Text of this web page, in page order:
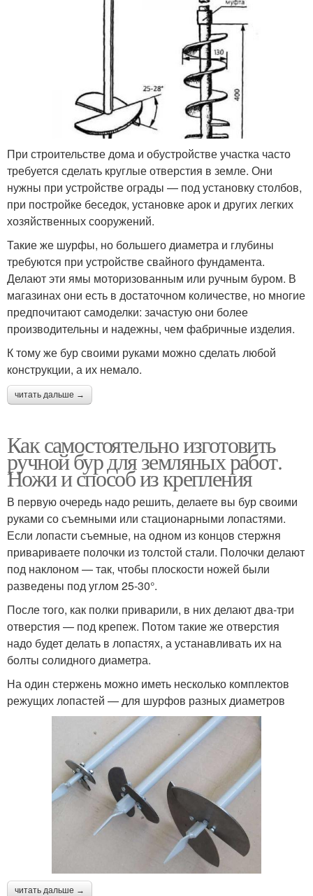
При строительстве дома и обустройстве участка часто
требуется сделать круглые отверстия в земле. Они
нужны при устройстве ограды — под установку столбов,
при постройке беседок, установке арок и других легких
хозяйственных сооружений.
Такие же шурфы, но большего диаметра и глубины
требуются при устройстве свайного фундамента.
Делают эти ямы моторизованным или ручным буром. В
магазинах они есть в достаточном количестве, но многие
предпочитают самоделки: зачастую они более
производительны и надежны, чем фабричные изделия.
К тому же бур своими руками можно сделать любой
конструкции, а их немало.
читать дальше →
Как самостоятельно изготовить
ручной бур для земляных работ.
Ножи и способ из крепления
В первую очередь надо решить, делаете вы бур своими
руками со съемными или стационарными лопастями.
Если лопасти съемные, на одном из концов стержня
привариваете полочки из толстой стали. Полочки делают
под наклоном — так, чтобы плоскости ножей были
разведены под углом 25-30°.
После того, как полки приварили, в них делают два-три
отверстия — под крепеж. Потом такие же отверстия
надо будет делать в лопастях, а устанавливать их на
болты солидного диаметра.
На один стержень можно иметь несколько комплектов
режущих лопастей — для шурфов разных диаметров
читать дальше →